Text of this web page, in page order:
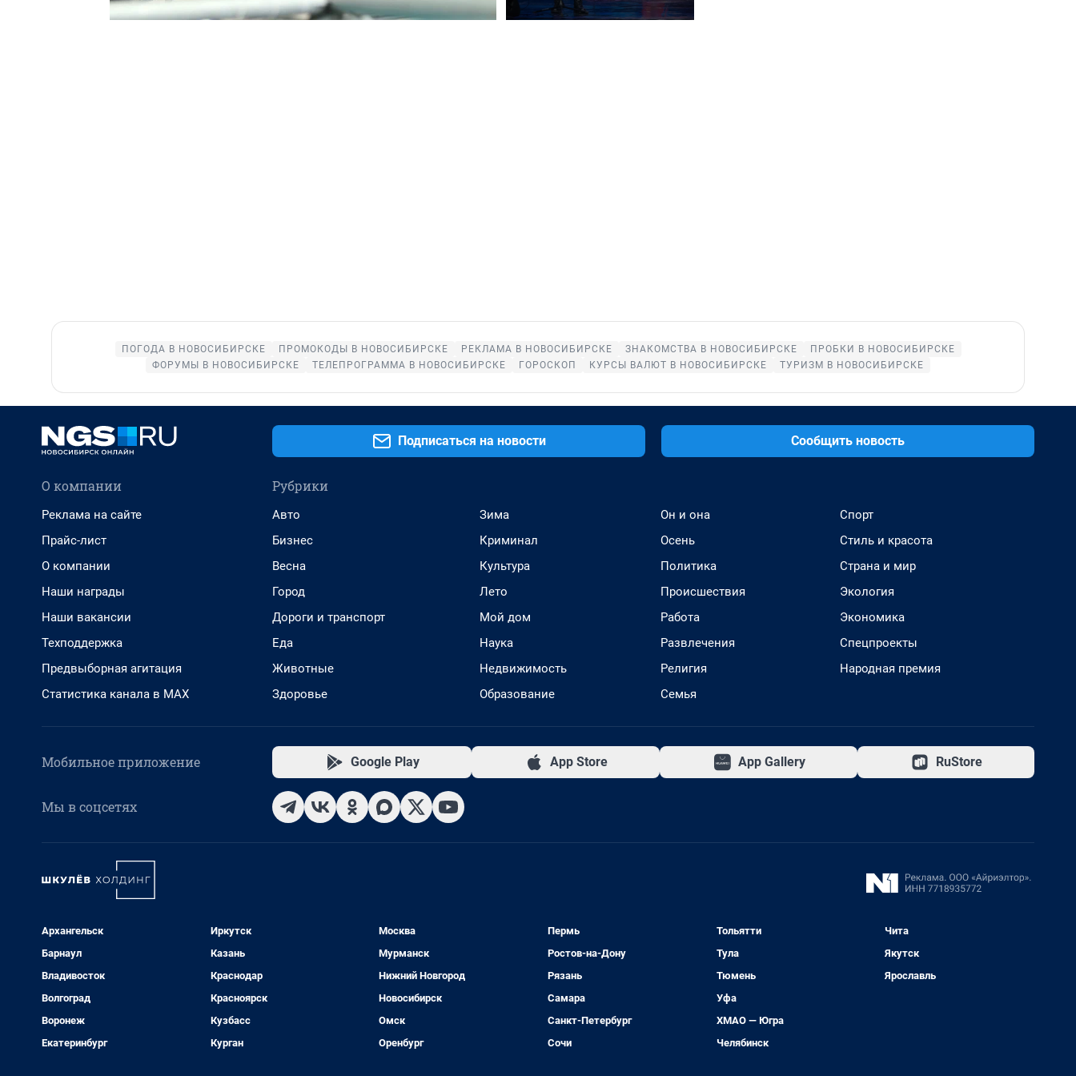
ПОГОДА В НОВОСИБИРСКЕ ПРОМОКОДЫ В НОВОСИБИРСКЕ РЕКЛАМА В НОВОСИБИРСКЕ ЗНАКОМСТВА В НОВОСИБИРСКЕ
ПРОБКИ В НОВОСИБИРСКЕ
ФОРУМЫ В НОВОСИБИРСКЕ
ТЕЛЕПРОГРАММА В НОВОСИБИРСКЕ ГОРОСКОП КУРСЫ ВАЛЮТ В НОВОСИБИРСКЕ ТУРИЗМ В НОВОСИБИРСКЕ
Подписаться на новости Сообщить новость
О компании
Реклама на сайте
Прайс-лист
О компании
Наши награды
Наши вакансии
Техподдержка
Предвыборная агитация
Статистика канала в MAX
Рубрики
Авто
Бизнес
Весна
Город
Дороги и транспорт
Еда
Животные
Здоровье
Зима
Криминал
Культура
Лето
Мой дом
Наука
Недвижимость
Образование
Он и она
Осень
Политика
Происшествия
Работа
Развлечения
Религия
Семья
Спорт
Стиль и красота
Страна и мир
Экология
Экономика
Спецпроекты
Народная премия
Мобильное приложение Google Play App Store App Gallery RuStore
Мы в соцсетях
Архангельск
Барнаул
Владивосток
Волгоград
Воронеж
Екатеринбург
Иркутск
Казань
Краснодар
Красноярск
Кузбасс
Курган
Москва
Мурманск
Нижний Новгород
Новосибирск
Омск
Оренбург
Пермь
Ростов-на-Дону
Рязань
Самара
Санкт-Петербург
Сочи
Тольятти
Тула
Тюмень
Уфа
ХМАО — Югра
Челябинск
Чита
Якутск
Ярославль